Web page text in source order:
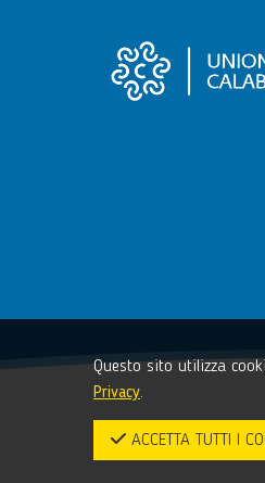
© 2017-2026
Questo sito utilizza
Privacy.
ACCETTA TUTTI I